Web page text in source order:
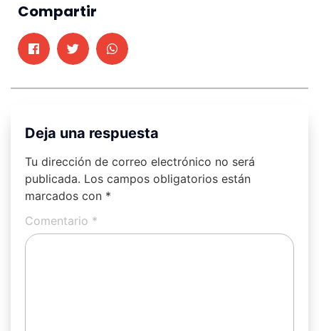
Compartir
Deja una respuesta
Tu dirección de correo electrónico no será
publicada. Los campos obligatorios están
marcados con *
Comentario *